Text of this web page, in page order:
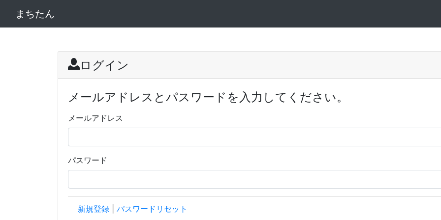
まちたん
ログイン
メールアドレスとパスワードを入力してください。
メールアドレス
パスワード
新規登録 パスワードリセット